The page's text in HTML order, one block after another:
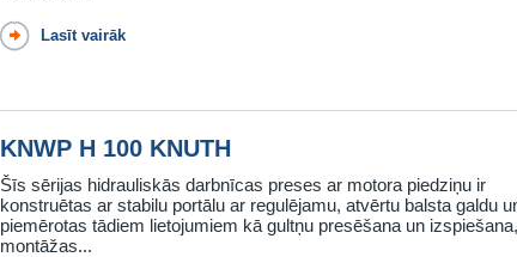
Lasīt vairāk
KNWP H 100 KNUTH
Šīs sērijas hidrauliskās darbnīcas preses ar motora piedziņu ir
konstruētas ar stabilu portālu ar regulējamu, atvērtu balsta galdu
piemērotas tādiem lietojumiem kā gultņu presēšana un izspiešana,
montāžas...